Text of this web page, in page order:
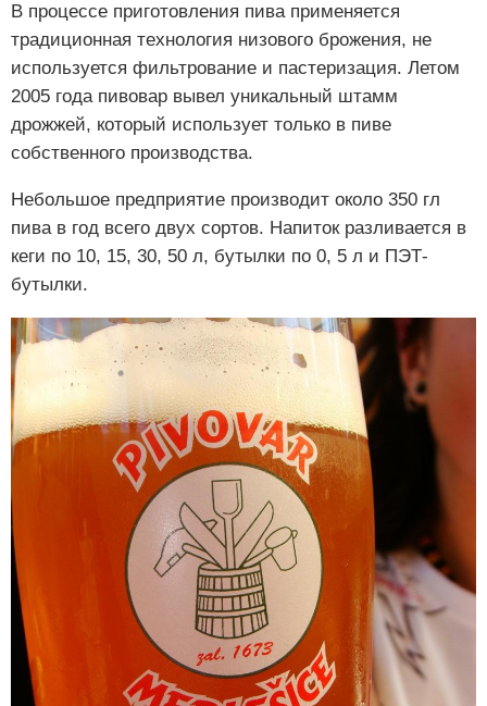
В процессе приготовления пива применяется
традиционная технология низового брожения, не
используется фильтрование и пастеризация. Летом
2005 года пивовар вывел уникальный штамм
дрожжей, который использует только в пиве
собственного производства.
Небольшое предприятие производит около 350 гл
пива в год всего двух сортов. Напиток разливается в
кеги по 10, 15, 30, 50 л, бутылки по 0, 5 л и ПЭТ-
бутылки.